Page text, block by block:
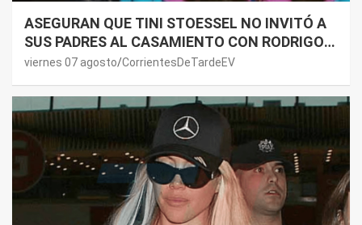
ASEGURAN QUE TINI STOESSEL NO INVITÓ A
SUS PADRES AL CASAMIENTO CON RODRIGO
DE PAUL: LOS MOTIVOS
viernes 07 agosto CorrientesDeTardeEV